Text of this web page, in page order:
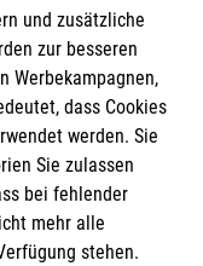
und zusätzliche
zur besseren
Werbekampagnen,
dass Cookies
werden. Sie
Sie zulassen
bei fehlender
mehr alle
stehen.